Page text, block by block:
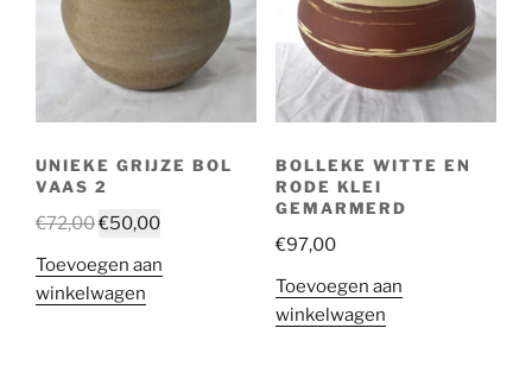
UNIEKE GRIJZE BOL
VAAS 2
€72,00€50,00
Toevoegen aan
winkelwagen
BOLLEKE WITTE EN
RODE KLEI
GEMARMERD
€97,00
Toevoegen aan
winkelwagen